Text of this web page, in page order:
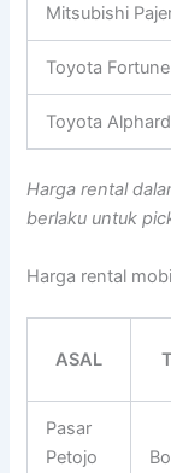
Mitsubishi
Toyota
Toyota Alphard
Harga rental
berlaku untuk
Harga rental
ASAL
Pasar
Petojo